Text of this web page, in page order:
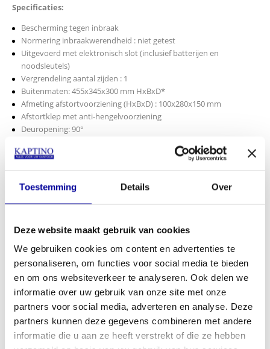
Toestemming Details Over
Deze website maakt gebruik van cookies
We gebruiken cookies om content en advertenties te
personaliseren, om functies voor social media te bieden
en om ons websiteverkeer te analyseren. Ook delen we
informatie over uw gebruik van onze site met onze
partners voor social media, adverteren en analyse. Deze
partners kunnen deze gegevens combineren met andere
informatie die u aan ze heeft verstrekt of die ze hebben
Specificaties:
Bescherming tegen inbraak
Normering inbraakwerendheid : niet getest
Uitgevoerd met elektronisch slot (inclusief batterijen en
noodsleutels)
Vergrendeling aantal zijden : 1
Buitenmaten: 455x345x300 mm HxBxD*
Afmeting afstortvoorziening (HxBxD) : 100x280x150 mm
Afstortklep met anti-hengelvoorziening
Deuropening: 90°
Verankeringsmateriaal meegeleverd : ja
*Extra diepte kluisbeslag:10 mm
EX BTW: €267,77
In mijn winkelwagen
Offerte aanvragen
Op verlanglijstje